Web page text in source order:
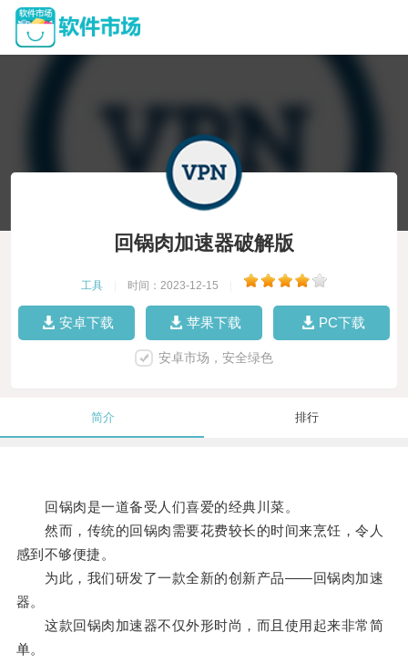
回锅肉加速器破解版
工具 时间：2023-12-15
安卓下载 苹果下载 PC下载
安卓市场，安全绿色
简介 排行
回锅肉是一道备受人们喜爱的经典川菜。
然而，传统的回锅肉需要花费较长的时间来烹饪，令人
感到不够便捷。
为此，我们研发了一款全新的创新产品——回锅肉加速
器。
这款回锅肉加速器不仅外形时尚，而且使用起来非常简
单。